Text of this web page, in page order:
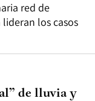
red de
los casos
de lluvia y